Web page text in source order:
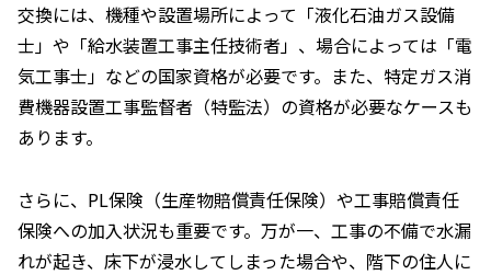
交換には、機種や設置場所によって「液化石油ガス設備
士」や「給水装置工事主任技術者」、場合によっては「電
気工事士」などの国家資格が必要です。また、特定ガス消
費機器設置工事監督者（特監法）の資格が必要なケースも
あります。
さらに、PL保険（生産物賠償責任保険）や工事賠償責任
保険への加入状況も重要です。万が一、工事の不備で水漏
れが起き、床下が浸水してしまった場合や、階下の住人に